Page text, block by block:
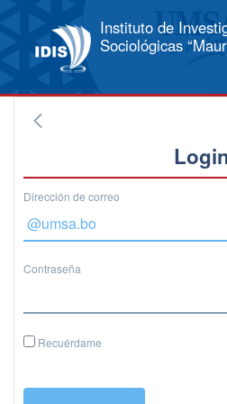
Instituto de
Sociológicas
Dirección de correo
Contraseña
Recuérdame